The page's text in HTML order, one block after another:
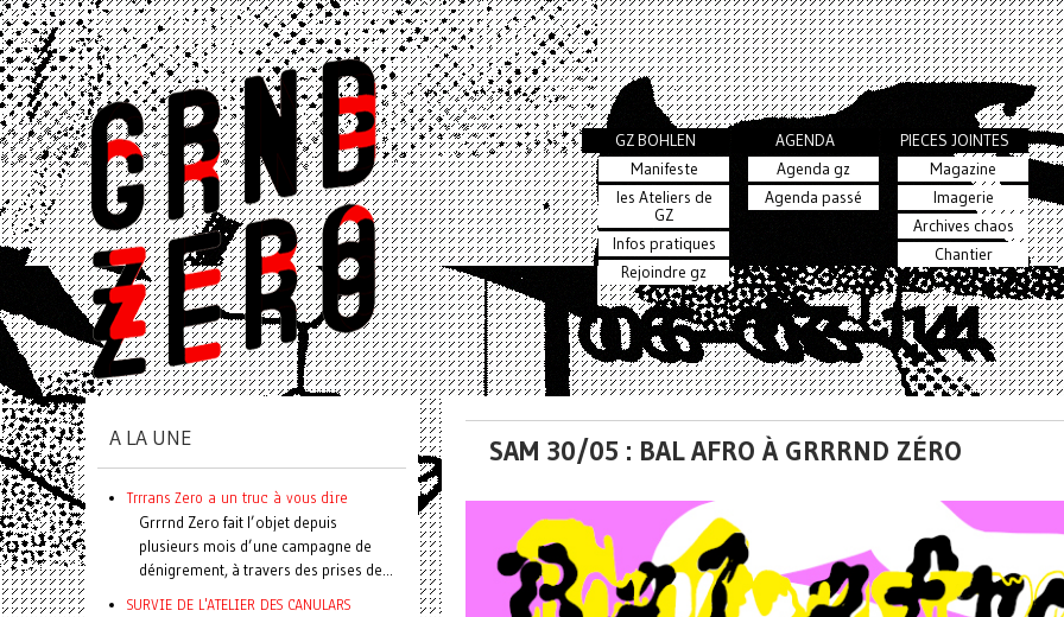
GZ BOHLEN
Manifeste
les Ateliers de
GZ
Infos pratiques
Rejoindre gz
AGENDA
Agenda gz
Agenda passé
PIECES JOINTES
Magazine
Imagerie
Archives chaos
Chantier
SAM 30/05 : BAL AFRO À GRRRND ZÉRO
A LA UNE
Trrrans Zero a un truc à vous dire
Grrrnd Zero fait l’objet depuis
plusieurs mois d’une campagne de
dénigrement, à travers des prises de...
SURVIE DE L'ATELIER DES CANULARS